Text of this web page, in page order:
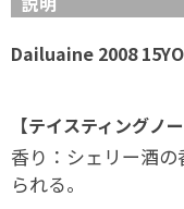
Dailuaine 2008
【テイスティングノー
香り：シェリー酒
られる。